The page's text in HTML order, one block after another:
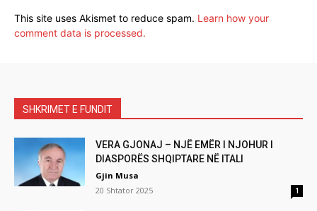
This site uses Akismet to reduce spam. Learn how your
comment data is processed.
SHKRIMET E FUNDIT
VERA GJONAJ – NJË EMËR I NJOHUR I
DIASPORËS SHQIPTARE NË ITALI
Gjin Musa
20 Shtator 2025
1